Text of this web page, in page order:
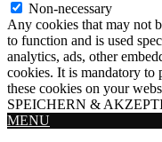
Non-necessary
Any cookies that may not
to function and is used
analytics, ads, other
cookies. It is mandatory to
these cookies on your
SPEICHERN &
MENU